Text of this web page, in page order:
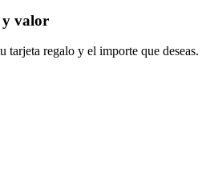
y valor
tarjeta regalo y el importe que deseas.